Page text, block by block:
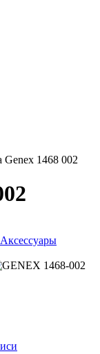
Genex 1468 002
Аксессуары